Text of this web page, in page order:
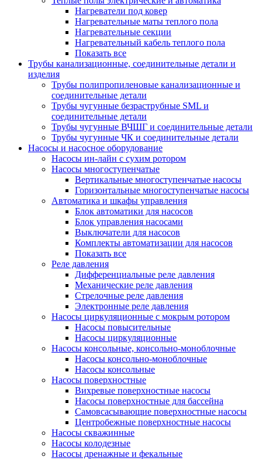
Нагреватели под ковер
Нагревательные маты теплого пола
Нагревательные секции
Нагревательный кабель теплого пола
Показать все
Трубы канализационные, соединительные детали и
изделия
Трубы полипропиленовые канализационные и
соединительные детали
Трубы чугунные безраструбные SML и
соединительные детали
Трубы чугунные ВЧШГ и соединительные детали
Трубы чугунные ЧК и соединительные детали
Насосы и насосное оборудование
Насосы ин-лайн с сухим ротором
Насосы многоступенчатые
Вертикальные многоступенчатые насосы
Горизонтальные многоступенчатые насосы
Автоматика и шкафы управления
Блок автоматики для насосов
Блок управления насосами
Выключатели для насосов
Комплекты автоматизации для насосов
Показать все
Реле давления
Дифференциальные реле давления
Механические реле давления
Стрелочные реле давления
Электронные реле давления
Насосы циркуляционные с мокрым ротором
Насосы повысительные
Насосы циркуляционные
Насосы консольные, консольно-моноблочные
Насосы консольно-моноблочные
Насосы консольные
Насосы поверхностные
Вихревые поверхностные насосы
Насосы поверхностные для бассейна
Самовсасывающие поверхностные насосы
Центробежные поверхностные насосы
Насосы скважинные
Насосы колодезные
Насосы дренажные и фекальные